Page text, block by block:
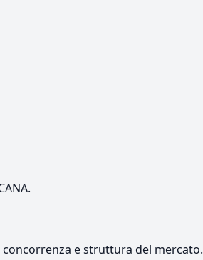
e struttura del mercato.